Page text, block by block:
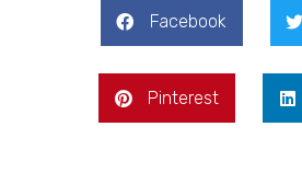
Facebook
Pinterest